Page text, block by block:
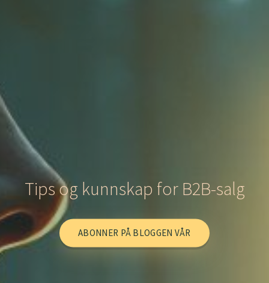
Tips og kunnskap for B2B-salg
ABONNER PÅ BLOGGEN VÅR